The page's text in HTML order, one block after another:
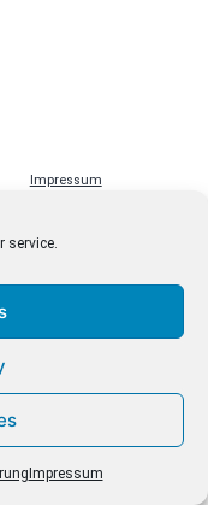
service.
Impressum
Impressum